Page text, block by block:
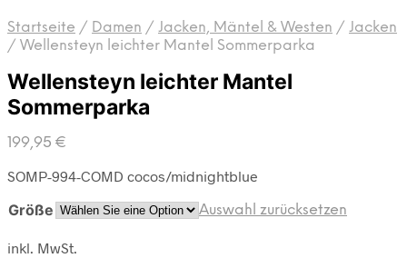
Startseite / Damen / Jacken, Mäntel & Westen / Jacken
/ Wellensteyn leichter Mantel Sommerparka
Wellensteyn leichter Mantel
Sommerparka
199,95 €
SOMP-994-COMD cocos/midnightblue
Größe Auswahl zurücksetzen
inkl. MwSt.